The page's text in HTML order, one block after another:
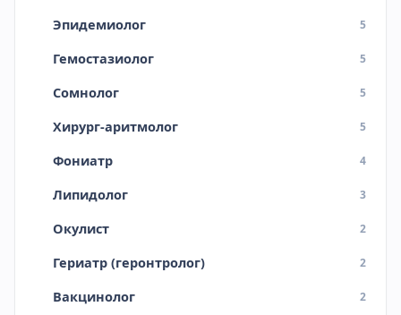
Эпидемиолог 5
Гемостазиолог 5
Сомнолог 5
Хирург-аритмолог 5
Фониатр 4
Липидолог 3
Окулист 2
Гериатр (геронтролог) 2
Вакцинолог 2